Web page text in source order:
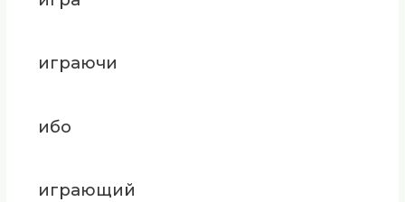
играючи
ибо
играющий